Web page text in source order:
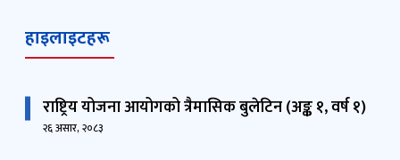
डा. देवेन्द्र गौचन
हाइलाइटहरू
राष्ट्रिय योजना आयोगको त्रैमासिक बुलेटिन (अङ्क १, वर्ष १)
२६ असार, २०८३